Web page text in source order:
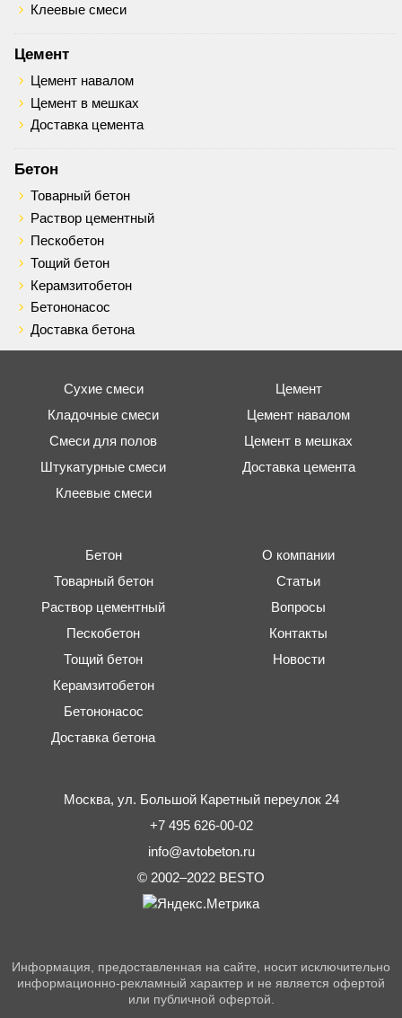
Клеевые смеси
Цемент
Цемент навалом
Цемент в мешках
Доставка цемента
Бетон
Товарный бетон
Раствор цементный
Пескобетон
Тощий бетон
Керамзитобетон
Бетононасос
Доставка бетона
Сухие смеси
Кладочные смеси
Смеси для полов
Штукатурные смеси
Клеевые смеси
Цемент
Цемент навалом
Цемент в мешках
Доставка цемента
Бетон
Товарный бетон
Раствор цементный
Пескобетон
Тощий бетон
Керамзитобетон
Бетононасос
Доставка бетона
О компании
Статьи
Вопросы
Контакты
Новости
Москва, ул. Большой Каретный переулок 24
+7 495 626-00-02
info@avtobeton.ru
© 2002–2022 BESTO
Информация, предоставленная на сайте, носит исключительно
информационно-рекламный характер и не является офертой
или публичной офертой.